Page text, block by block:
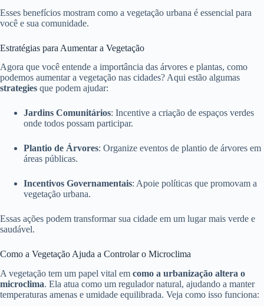
Esses benefícios mostram como a vegetação urbana é essencial para
você e sua comunidade.
Estratégias para Aumentar a Vegetação
Agora que você entende a importância das árvores e plantas, como
podemos aumentar a vegetação nas cidades? Aqui estão algumas
strategies que podem ajudar:
Jardins Comunitários: Incentive a criação de espaços verdes
onde todos possam participar.
Plantio de Árvores: Organize eventos de plantio de árvores em
áreas públicas.
Incentivos Governamentais: Apoie políticas que promovam a
vegetação urbana.
Essas ações podem transformar sua cidade em um lugar mais verde e
saudável.
Como a Vegetação Ajuda a Controlar o Microclima
A vegetação tem um papel vital em como a urbanização altera o
microclima. Ela atua como um regulador natural, ajudando a manter
temperaturas amenas e umidade equilibrada. Veja como isso funciona: